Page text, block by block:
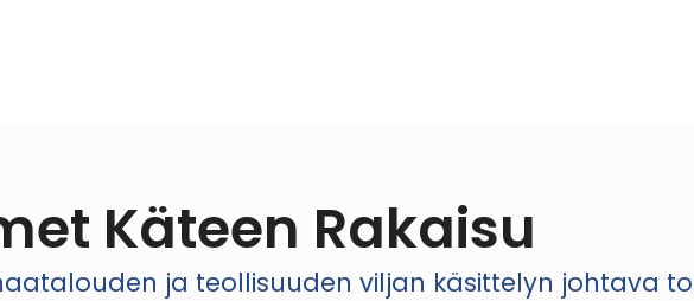
Käteen Rakaisu
ja teollisuuden viljan käsittelyn johtava